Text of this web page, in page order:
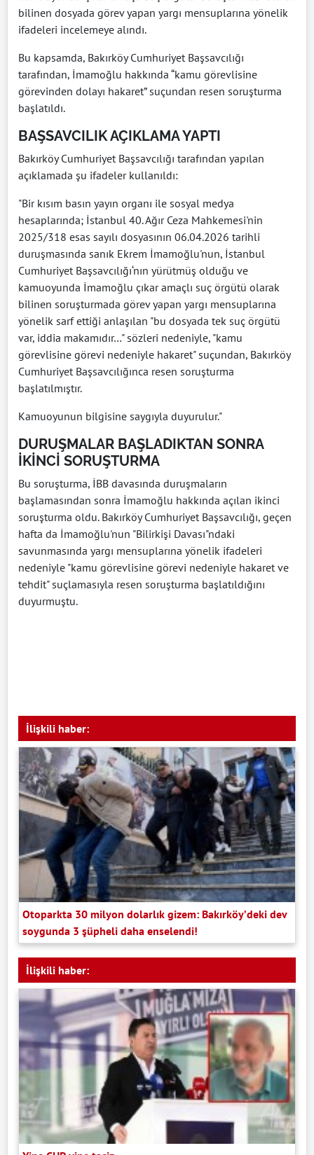
bilinen dosyada görev yapan yargı mensuplarına yönelik
ifadeleri incelemeye alındı.
Bu kapsamda, Bakırköy Cumhuriyet Başsavcılığı
tarafından, İmamoğlu hakkında “kamu görevlisine
görevinden dolayı hakaret” suçundan resen soruşturma
başlatıldı.
BAŞSAVCILIK AÇIKLAMA YAPTI
Bakırköy Cumhuriyet Başsavcılığı tarafından yapılan
açıklamada şu ifadeler kullanıldı:
"Bir kısım basın yayın organı ile sosyal medya
hesaplarında; İstanbul 40. Ağır Ceza Mahkemesi'nin
2025/318 esas sayılı dosyasının 06.04.2026 tarihli
duruşmasında sanık Ekrem İmamoğlu'nun, İstanbul
Cumhuriyet Başsavcılığı‘nın yürütmüş olduğu ve
kamuoyunda İmamoğlu çıkar amaçlı suç örgütü olarak
bilinen soruşturmada görev yapan yargı mensuplarına
yönelik sarf ettiği anlaşılan "bu dosyada tek suç örgütü
var, iddia makamıdır…" sözleri nedeniyle, "kamu
görevlisine görevi nedeniyle hakaret" suçundan, Bakırköy
Cumhuriyet Başsavcılığınca resen soruşturma
başlatılmıştır.
Kamuoyunun bilgisine saygıyla duyurulur."
DURUŞMALAR BAŞLADIKTAN SONRA
İKİNCİ SORUŞTURMA
Bu soruşturma, İBB davasında duruşmaların
başlamasından sonra İmamoğlu hakkında açılan ikinci
soruşturma oldu. Bakırköy Cumhuriyet Başsavcılığı, geçen
hafta da İmamoğlu'nun "Bilirkişi Davası"ndaki
savunmasında yargı mensuplarına yönelik ifadeleri
nedeniyle "kamu görevlisine görevi nedeniyle hakaret ve
tehdit" suçlamasıyla resen soruşturma başlatıldığını
duyurmuştu.
İlişkili haber:
Otoparkta 30 milyon dolarlık gizem: Bakırköy’deki dev
soygunda 3 şüpheli daha enselendi!
İlişkili haber: